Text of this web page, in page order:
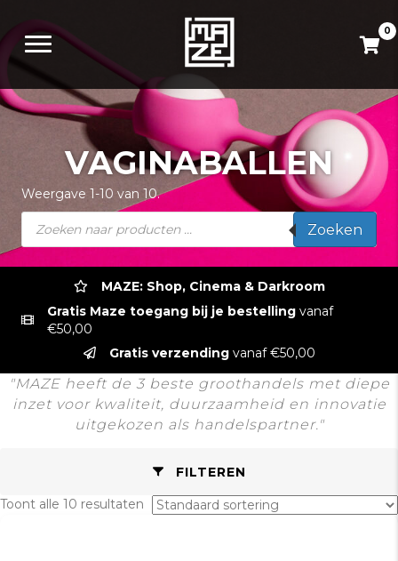
0
VAGINABALLEN
Weergave 1-10 van 10.
Producten
zoeken Zoeken
MAZE: Shop, Cinema & Darkroom
Gratis Maze toegang bij je bestelling vanaf
€50,00
Gratis verzendingvanaf €50,00
"MAZE heeft de 3 beste groothandels met diepe
inzet voor kwaliteit, duurzaamheid en innovatie
uitgekozen als handelspartner."
FILTEREN
Toont alle 10 resultaten